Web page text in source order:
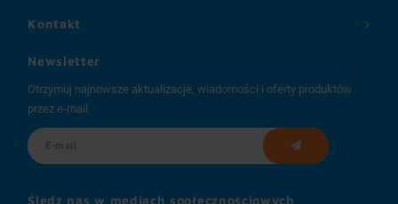
Kontakt
Newsletter
Otrzymuj najnowsze aktualizacje, wiadomości i oferty produktów
przez e-mail
Śledź nas w mediach społecznościowych